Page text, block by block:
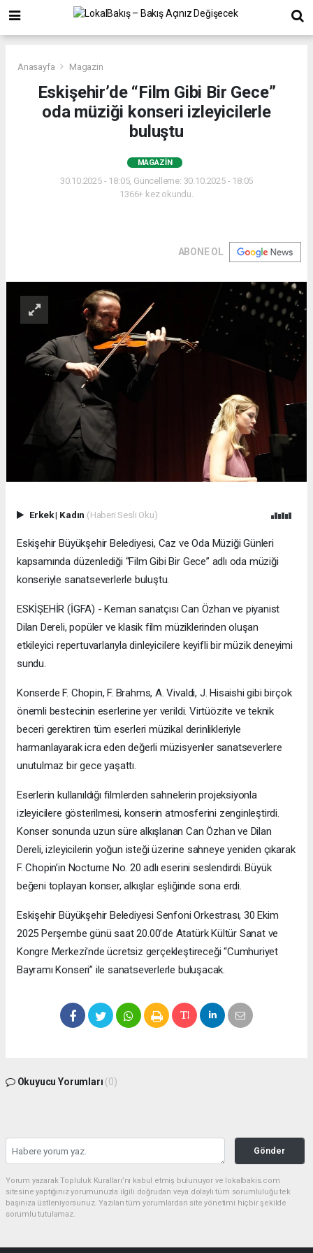
Anasayfa Magazin
Eskişehir’de “Film Gibi Bir Gece”
oda müziği konseri izleyicilerle
buluştu
MAGAZIN
30.10.2025 - 18:05, Güncelleme: 30.10.2025 - 18:05
1366+ kez okundu.
ABONE OL
Erkek| Kadın (Haberi Sesli Oku)
Eskişehir Büyükşehir Belediyesi, Caz ve Oda Müziği Günleri
kapsamında düzenlediği “Film Gibi Bir Gece” adlı oda müziği
konseriyle sanatseverlerle buluştu.
ESKİŞEHİR (İGFA) - Keman sanatçısı Can Özhan ve piyanist
Dilan Dereli, popüler ve klasik film müziklerinden oluşan
etkileyici repertuvarlarıyla dinleyicilere keyifli bir müzik deneyimi
sundu.
Konserde F. Chopin, F. Brahms, A. Vivaldi, J. Hisaishi gibi birçok
önemli bestecinin eserlerine yer verildi. Virtüözite ve teknik
beceri gerektiren tüm eserleri müzikal derinlikleriyle
harmanlayarak icra eden değerli müzisyenler sanatseverlere
unutulmaz bir gece yaşattı.
Eserlerin kullanıldığı filmlerden sahnelerin projeksiyonla
izleyicilere gösterilmesi, konserin atmosferini zenginleştirdi.
Konser sonunda uzun süre alkışlanan Can Özhan ve Dilan
Dereli, izleyicilerin yoğun isteği üzerine sahneye yeniden çıkarak
F. Chopin’in Nocturne No. 20 adlı eserini seslendirdi. Büyük
beğeni toplayan konser, alkışlar eşliğinde sona erdi.
Eskişehir Büyükşehir Belediyesi Senfoni Orkestrası, 30 Ekim
2025 Perşembe günü saat 20.00’de Atatürk Kültür Sanat ve
Kongre Merkezi’nde ücretsiz gerçekleştireceği “Cumhuriyet
Bayramı Konseri” ile sanatseverlerle buluşacak.
Okuyucu Yorumları (0)
Gönder
Yorum yazarak Topluluk Kuralları’nı kabul etmiş bulunuyor ve lokalbakis.com
sitesine yaptığınız yorumunuzla ilgili doğrudan veya dolaylı tüm sorumluluğu tek
başınıza üstleniyorsunuz. Yazılan tüm yorumlardan site yönetimi hiçbir şekilde
sorumlu tutulamaz.